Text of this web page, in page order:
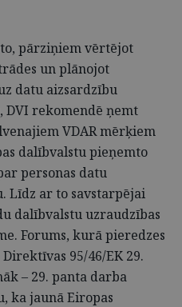
pārziņiem vērtējot
un plānojot
datu aizsardzību
DVI rekomendē ņemt
VDAR mērķiem
dalībvalstu pieņemto
personas datu
Līdz ar to savstarpējai
dalībvalstu uzraudzības
Forums, kurā pieredzes
95/46/EK 29.
– 29. panta darba
ka jaunā Eiropas